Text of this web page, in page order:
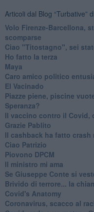
Articoli dal Blog “Turbative”
Volo Firenze-Barcellona,
scomparse
Ciao "Titostagno", sei
Ho fatto la terza
Maya
Caro amico politico
El Vacinado
Piazze piene, piscine
Speranza?
​Il vaccino contro il Covid,
Grazie Pablito
Il cashback ha fatto crash
Ciao Patrizio
Piovono DPCM
Il ministro mi ama
Se Giuseppe Conte si
Brivido di terrore... la
Covid's Anatomy
Coronavirus, scacco al